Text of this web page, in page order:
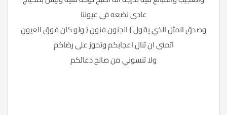
عادي نضعه في عيوننا
وصدق المثل الذي يقول } الجنون فنون { ولو كان فوق العيون
اتمنى ان تنال اعجابكم وتحوز على رضاكم
ولا تنسوني من صالح دعائكم